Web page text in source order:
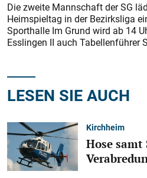
Die zweite Mannschaft der SG
Heimspieltag in der Bezirksliga
Sporthalle Im Grund wird ab 14
Esslingen II auch Tabellenführer
LESEN SIE AUCH
Kirchheim
Hose samt